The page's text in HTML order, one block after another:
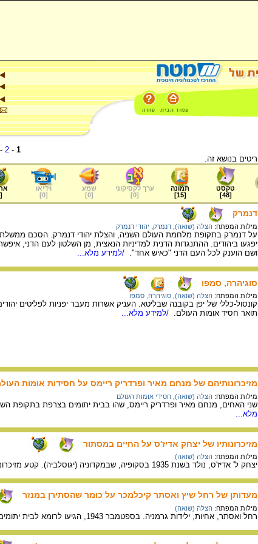
1
-
2
טקסט
[
48
]
תמונה
[
15
]
ערך לקסיקוני
[
0
]
שמע
[
0
]
וידיאו
[
0
]
[
דנמרק
מילות המפתח: הצלה (שואה) דנמרק יהודי דנמרק
על דנמרק בתקופת מלחמת העולם השניה, והצלת יהודי דנמרק. הסכם
ושם הוענק לכל העם הדני "כאיש אחד". /למידע מלא...
סוגיהרה, סמפו
מילות המפתח: הצלה (שואה) סוגיהרה, סמפו
תואר חסיד אומות העולם. /למידע מלא...
מזיכרונותיהם של מנחם מאיר ופרדריק ריימס על חסידות אומות
מילות המפתח: הצלה (שואה) חסידי אומות העולם
שני האחים, מנחם מאיר ופרדריק ריימס, שהו בבית יתומים בצרפת בתקופת
מלא...
מזיכרונותיו של יצחק אדיז'ס על החיים במסתור
מילות המפתח: הצלה (שואה)
יצחק ל' אדיז'ס, נולד בשנת 1935 בסקופיה, שבמקדוניה (יגוסלביה). קטע מזיכרונותיו בו מסופר על החיים במסתור באלבניה.
מעדותן של רחל שיץ ואסתר קיכלמכר על כומר שהסתירן במנזר
מילות המפתח: הצלה (שואה)
רחל ואסתר, אחיות, ילידות גרמניה. בספטמבר 1943, הגיעו לרומא לבית יתומים. הן הוחבאו במנזר על ידי כומר שהציל כאלף יהודים, וקיבל אות חסידי אומות העולם.